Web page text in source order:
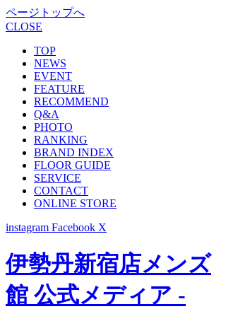
ページトップへ
CLOSE
TOP
NEWS
EVENT
FEATURE
RECOMMEND
Q&A
PHOTO
RANKING
BRAND INDEX
FLOOR GUIDE
SERVICE
CONTACT
ONLINE STORE
instagram Facebook X
伊勢丹新宿店メンズ
館 公式メディア -